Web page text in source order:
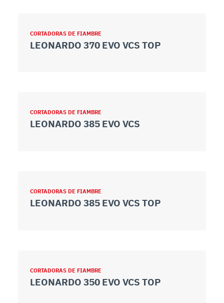
CORTADORAS DE FIAMBRE
LEONARDO 370 EVO VCS TOP
CORTADORAS DE FIAMBRE
LEONARDO 385 EVO VCS
CORTADORAS DE FIAMBRE
LEONARDO 385 EVO VCS TOP
CORTADORAS DE FIAMBRE
LEONARDO 350 EVO VCS TOP